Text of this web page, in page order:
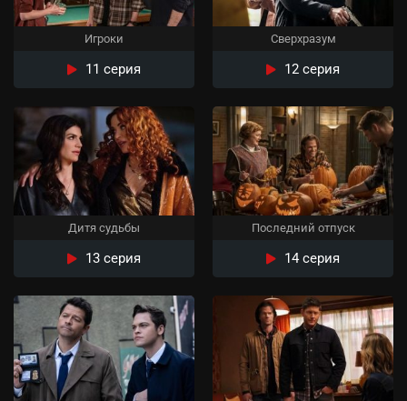
Игроки
11 серия
Сверхразум
12 серия
Дитя судьбы
13 серия
Последний отпуск
14 серия